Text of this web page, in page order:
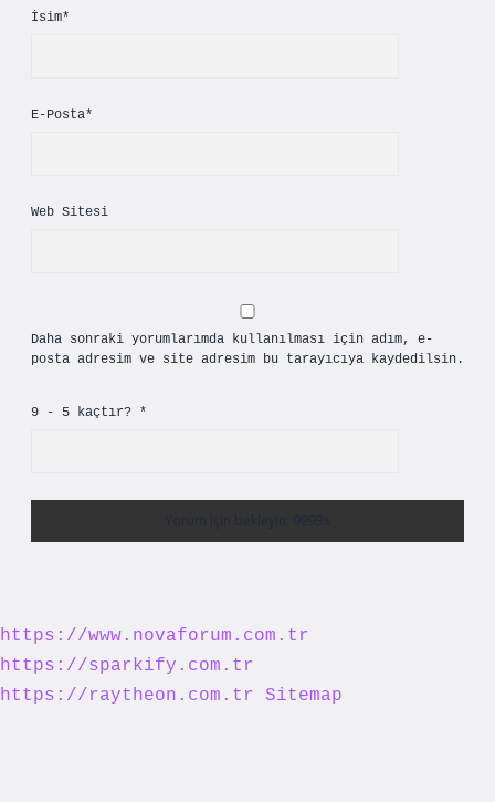
İsim*
E-Posta*
Web Sitesi
Daha sonraki yorumlarımda kullanılması için adım, e-
posta adresim ve site adresim bu tarayıcıya kaydedilsin.
9 - 5 kaçtır? *
https://www.novaforum.com.tr
https://sparkify.com.tr
https://raytheon.com.tr
Sitemap